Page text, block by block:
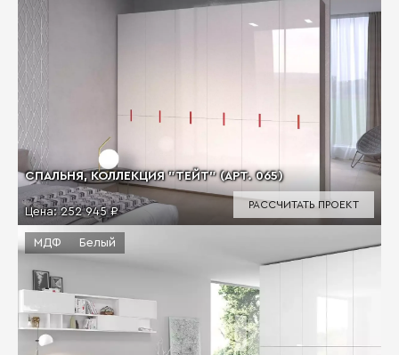
СПАЛЬНЯ, КОЛЛЕКЦИЯ "ТЕЙТ" (АРТ. 065)
Цена:252 945 ₽
РАССЧИТАТЬ ПРОЕКТ
МДФ Белый